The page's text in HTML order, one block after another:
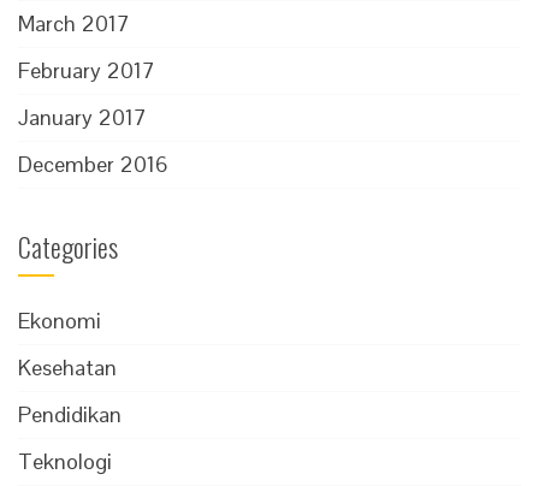
March 2017
February 2017
January 2017
December 2016
Categories
Ekonomi
Kesehatan
Pendidikan
Teknologi